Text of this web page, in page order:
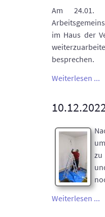
Am 24.01.
im Haus der
besprechen.
Weiterlesen ...
zu
Weiterlesen ...